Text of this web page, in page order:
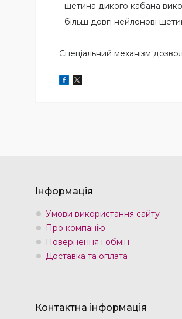
- щетина дикого кабана
- більш довгі нейлонові
Спеціальний механізм
Інформація
Умови використання сайту
Про компанію
Повернення і обмін
Доставка та оплата